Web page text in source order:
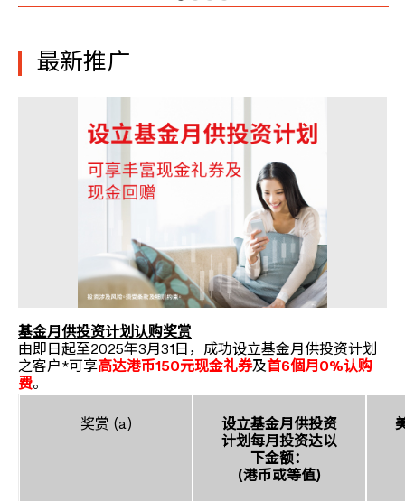
最新推广
基金月供投资计划认购奖赏
由即日起至2025年3月31日，成功设立基金月供投资计划
之客户*可享高达港币150元现金礼券及首6個月0%认购
费。
奖赏 (a)
设立基金月供投资
计划每月投资达以
下金额：
(港币或等值)